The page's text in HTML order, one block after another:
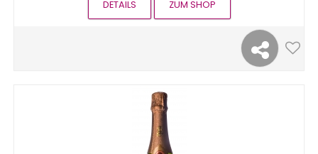
DETAILS ZUM SHOP